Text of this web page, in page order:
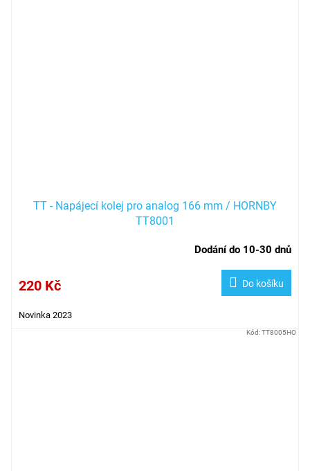
TT - Napájecí kolej pro analog 166 mm / HORNBY
TT8001
Dodání do 10-30 dnů
220 Kč Do košíku
Novinka 2023
Kód:TT8005HO